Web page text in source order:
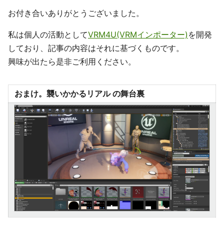
お付き合いありがとうございました。
私は個人の活動としてVRM4U(VRMインポーター) を開発
しており、記事の内容はそれに基づくものです。
興味が出たら是非ご利用ください。
おまけ。襲いかかるリアル の舞台裏